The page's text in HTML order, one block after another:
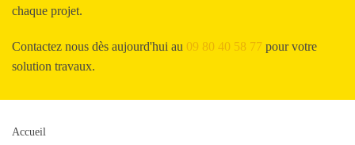
chaque projet.
Contactez nous dès aujourd'hui au 09 80 40 58 77 pour votre
solution travaux.
Accueil